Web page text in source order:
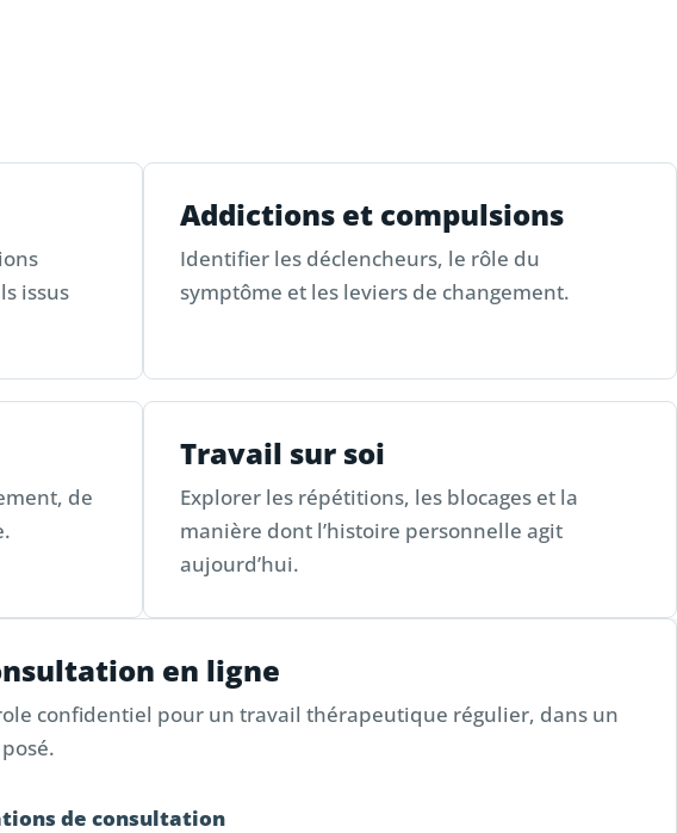
issus
Addictions et compulsions
Identifier les déclencheurs, le rôle du
symptôme et les leviers de changement.
de
Travail sur soi
Explorer les répétitions, les blocages et la
manière dont l’histoire personnelle agit
aujourd’hui.
en ligne
confidentiel pour un travail thérapeutique régulier, dans un
de consultation